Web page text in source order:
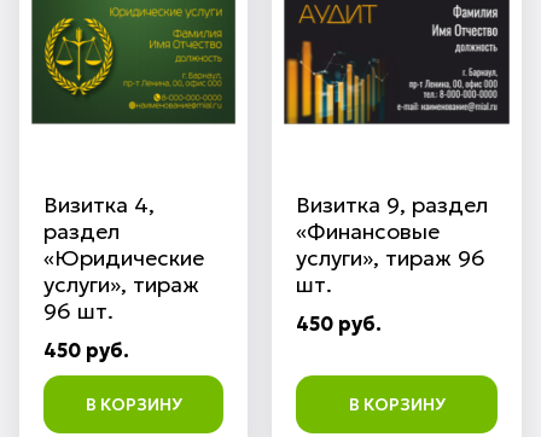
Визитка 4,
раздел
«Юридические
услуги», тираж
96 шт.
450 руб.
В КОРЗИНУ
Визитка 9, раздел
«Финансовые
услуги», тираж 96
шт.
450 руб.
В КОРЗИНУ